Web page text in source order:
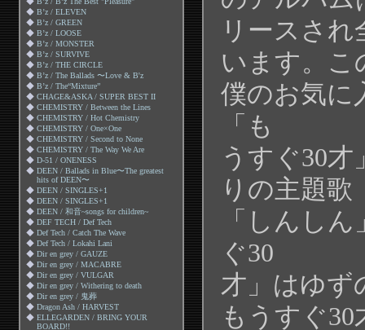
◆ B’z / ELEVEN
◆ B’z / GREEN
◆ B’z / LOOSE
◆ B’z / MONSTER
◆ B’z / SURVIVE
◆ B’z / THE CIRCLE
◆ B’z / The Ballads 〜Love & B'z
◆ B’z / The“Mixture”
◆ CHAGE&ASKA / SUPER BEST II
◆ CHEMISTRY / Between the Lines
◆ CHEMISTRY / Hot Chemistry
◆ CHEMISTRY / One×One
◆ CHEMISTRY / Second to None
◆ CHEMISTRY / The Way We Are
◆ D-51 / ONENESS
◆ DEEN / Ballads in Blue〜The greatest
hits of DEEN〜
◆ DEEN / SINGLES+1
◆ DEEN / SINGLES+1
◆ DEEN / 和音~songs for children~
◆ DEF TECH / Def Tech
◆ Def Tech / Catch The Wave
◆ Def Tech / Lokahi Lani
◆ Dir en grey / GAUZE
◆ Dir en grey / MACABRE
◆ Dir en grey / VULGAR
◆ Dir en grey / Withering to death
◆ Dir en grey / 鬼葬
◆ Dragon Ash / HARVEST
◆ ELLEGARDEN / BRING YOUR
BOARD!!
リースされ
います。こ
僕のお気に
「も
うすぐ30
りの主題歌
「しんし
ぐ30
才」はゆず
もうすぐ